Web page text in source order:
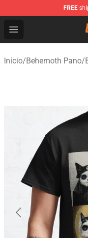
FREE
Open menu
Behemoth Store
Início/Behemoth Pano/